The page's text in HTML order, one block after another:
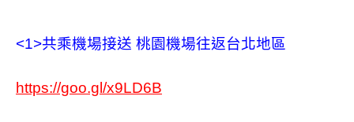
<1>共乘機場接送 桃園機場往返台北地區
https://goo.gl/x9LD6B